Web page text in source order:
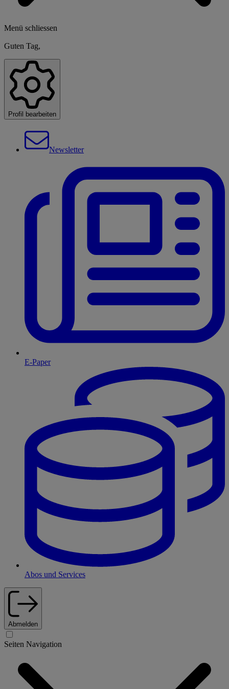
Menü schliessen
Guten Tag,
Profil bearbeiten
Newsletter
E-Paper
Abos und Services
Abmelden
Seiten Navigation